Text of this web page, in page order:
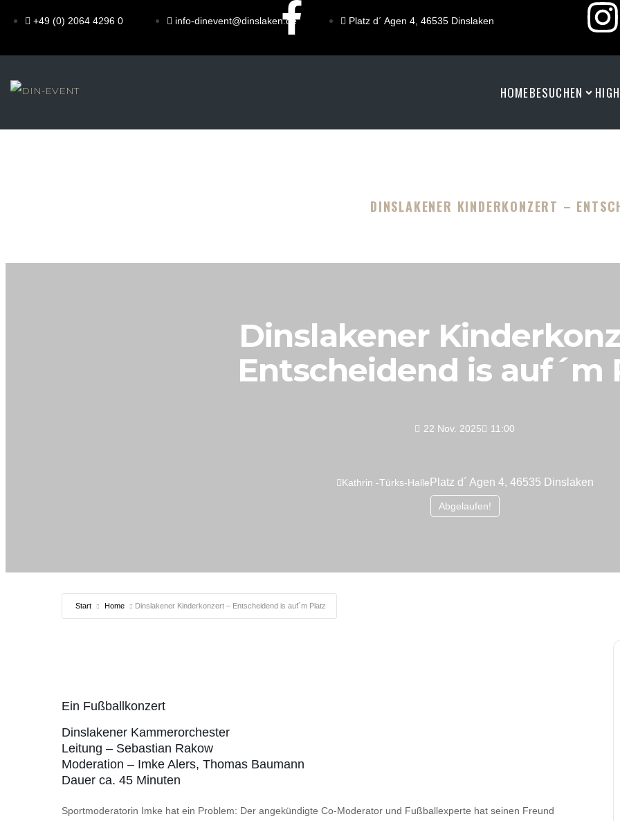
+49 (0) 2064 4296 0 info-dinevent@dinslaken.de Platz d´ Agen 4, 46535 Dinslaken
HOMEBESUCHEN
DINSLAKENER KINDERKONZERT –
Dinslakener
Entscheidend is auf´m
22 Nov. 2025
Abgelaufen!
11:00
Kathrin -Türks-Halle Platz d´ Agen 4, 46535 Dinslaken
Start Home Dinslakener Kinderkonzert – Entscheidend is auf´m Platz
Ein Fußballkonzert
Dinslakener Kammerorchester
Leitung – Sebastian Rakow
Moderation – Imke Alers, Thomas Baumann
Dauer ca. 45 Minuten
Sportmoderatorin Imke hat ein Problem: Der angekündigte Co-Moderator und Fußballexperte hat seinen Freund